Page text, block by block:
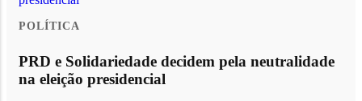
POLÍTICA
PRD e Solidariedade decidem pela neutralidade
na eleição presidencial